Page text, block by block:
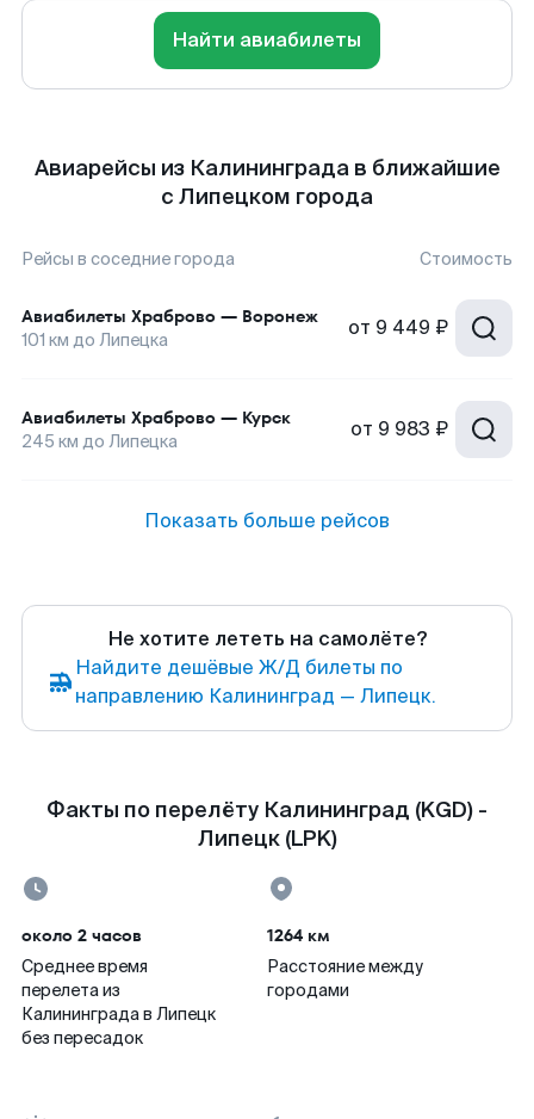
Найти авиабилеты
Авиарейсы из Калининграда в ближайшие
с Липецком города
Рейсы в соседние города Стоимость
Авиабилеты Храброво — Воронеж
101 км до Липецка от 9 449 ₽
Авиабилеты Храброво — Курск
245 км до Липецка от 9 983 ₽
Показать больше рейсов
Не хотите лететь на самолёте?
Найдите дешёвые Ж/Д билеты по
направлению Калининград — Липецк.
Факты по перелёту Калининград (KGD) -
Липецк (LPK)
около 2 часов
Среднее время
перелета из
Калининграда в Липецк
без пересадок
1264 км
Расстояние между
городами